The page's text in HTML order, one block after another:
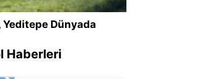
Dünyada
Haberleri